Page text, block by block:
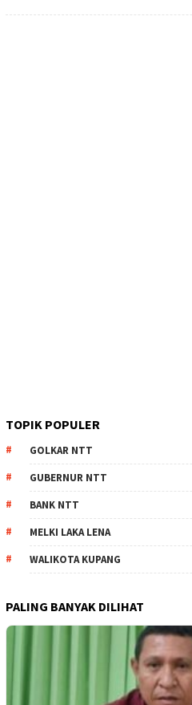
TOPIK POPULER
GOLKAR NTT
GUBERNUR NTT
BANK NTT
MELKI LAKA LENA
WALIKOTA KUPANG
PALING BANYAK DILIHAT